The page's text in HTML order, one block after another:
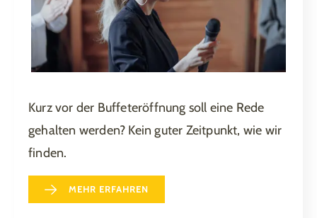
Kurz vor der Buffeteröffnung soll eine Rede
gehalten werden? Kein guter Zeitpunkt, wie wir
finden.
MEHR ERFAHREN